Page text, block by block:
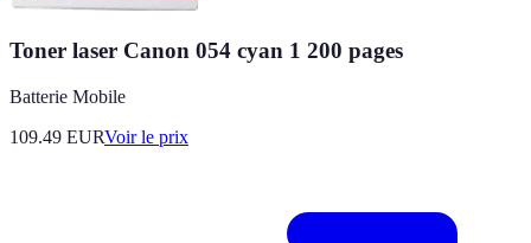
Toner laser Canon 054 cyan 1 200 pages
Batterie Mobile
109.49 EURVoir le prix